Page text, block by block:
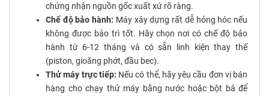
chứng nhận nguồn gốc xuất xứ rõ ràng.
Chế độ bảo hành: Máy xây dựng rất dễ hỏng hóc nếu
không được bảo trì tốt. Hãy chọn nơi có chế độ bảo
hành từ 6-12 tháng và có sẵn linh kiện thay thế
(piston, gioăng phớt, đầu bec).
Thử máy trực tiếp: Nếu có thể, hãy yêu cầu đơn vị bán
hàng cho chạy thử máy bằng nước hoặc bột bả để